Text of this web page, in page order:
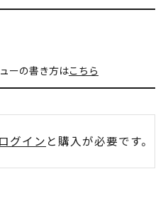
ーの書き方はこちら
ログイン と購入が必要です。